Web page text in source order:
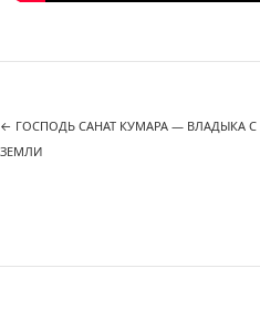
← ГОСПОДЬ САНАТ КУМАРА — ВЛАДЫКА
ЗЕМЛИ